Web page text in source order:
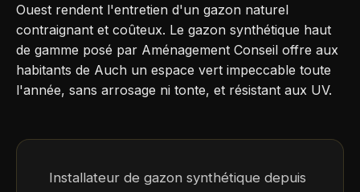
Ouest rendent l'entretien d'un gazon naturel
contraignant et coûteux. Le gazon synthétique haut
de gamme posé par Aménagement Conseil offre aux
habitants de Auch un espace vert impeccable toute
l'année, sans arrosage ni tonte, et résistant aux UV.
Installateur de gazon synthétique depuis